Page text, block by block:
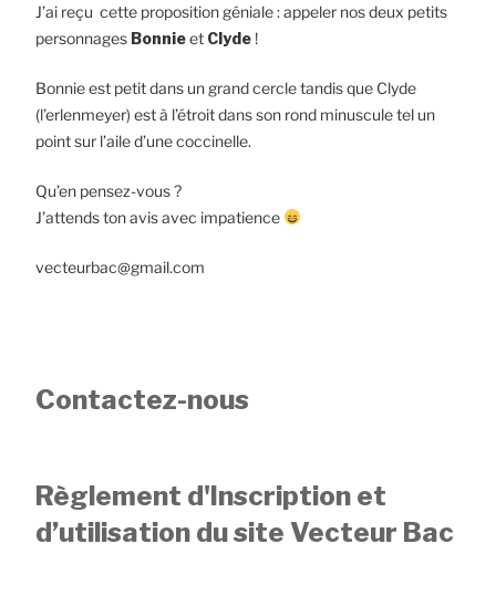
J’ai reçu cette proposition géniale : appeler nos deux petits
personnages Bonnieet Clyde !
Bonnie est petit dans un grand cercle tandis que Clyde
(l’erlenmeyer) est à l’étroit dans son rond minuscule tel un
point sur l’aile d’une coccinelle.
Qu’en pensez-vous ?
J’attends ton avis avec impatience
vecteurbac@gmail.com
Contactez-nous
Règlement d'Inscription et
d’utilisation du site Vecteur Bac